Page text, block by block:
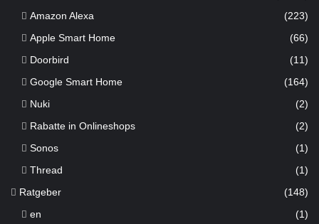
Amazon Alexa
(223)
Apple Smart Home
(66)
Doorbird
(11)
Google Smart Home
(164)
Nuki
(2)
Rabatte in Onlineshops
(2)
Sonos
(1)
Thread
(1)
Ratgeber (148)
en
(1)